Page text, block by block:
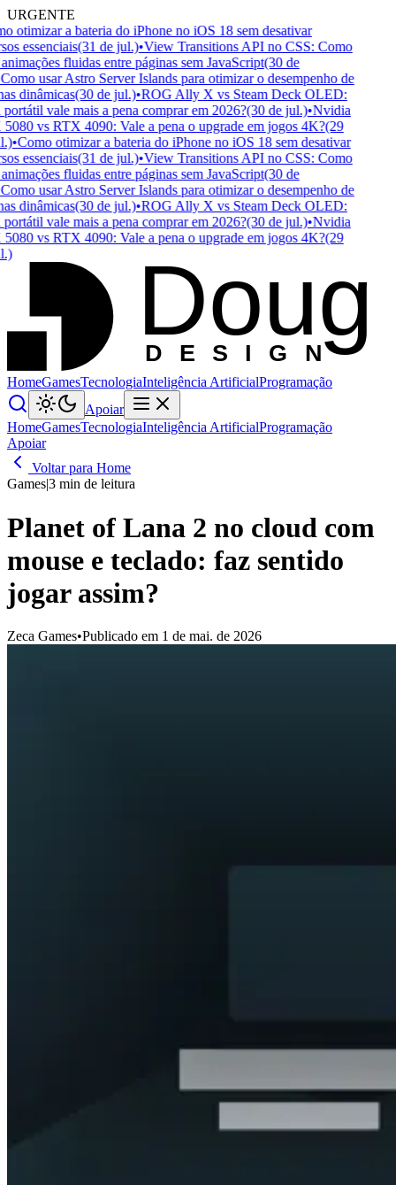
URGENTE
otimizar a bateria do iPhone no iOS 18 sem desativar
essenciais(31 de jul.)•View Transitions API no CSS: Como
fluidas entre páginas sem JavaScript(30 de
usar Astro Server Islands para otimizar o desempenho de
dinâmicas(30 de jul.)•ROG Ally X vs Steam Deck OLED:
vale mais a pena comprar em 2026?(30 de jul.)•Nvidia
vs RTX 4090: Vale a pena o upgrade em jogos 4K?(29
•Como otimizar a bateria do iPhone no iOS 18 sem desativar
essenciais(31 de jul.)•View Transitions API no CSS: Como
fluidas entre páginas sem JavaScript(30 de
usar Astro Server Islands para otimizar o desempenho de
dinâmicas(30 de jul.)•ROG Ally X vs Steam Deck OLED:
vale mais a pena comprar em 2026?(30 de jul.)•Nvidia
vs RTX 4090: Vale a pena o upgrade em jogos 4K?(29
D ESIGN
Doug
HomeGamesTecnologiaInteligência ArtificialProgramação
Apoiar
HomeGamesTecnologiaInteligência ArtificialProgramação
Apoiar
Voltar para Home
Games|3 min de leitura
Planet of Lana 2 no cloud com
mouse e teclado: faz sentido
jogar assim?
Zeca Games•Publicado em 1 de mai. de 2026